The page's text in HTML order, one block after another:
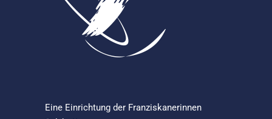
Eine Einrichtung der Franziskanerinnen